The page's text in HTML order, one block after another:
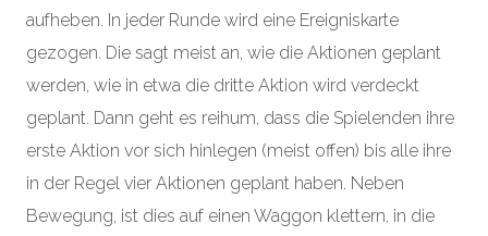
aufheben. In jeder Runde wird eine Ereigniskarte
gezogen. Die sagt meist an, wie die Aktionen geplant
werden, wie in etwa die dritte Aktion wird verdeckt
geplant. Dann geht es reihum, dass die Spielenden ihre
erste Aktion vor sich hinlegen (meist offen) bis alle ihre
in der Regel vier Aktionen geplant haben. Neben
Bewegung, ist dies auf einen Waggon klettern, in die